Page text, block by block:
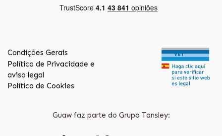
Condições Gerais
Política de Privacidade e
aviso legal
Política de Cookies
Guaw faz parte do Grupo Tansley: